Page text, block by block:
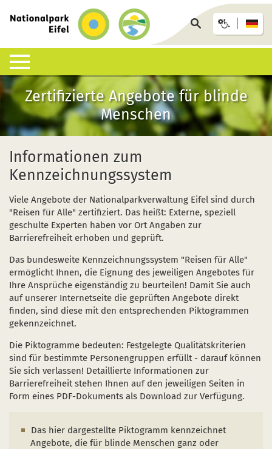
Startseite
Seite
durchsuchen
Lebensraum Nationalpark
Was ist ein Nationalpark?
Besondere Tiere und Pflanzen
Artenliste
Lebensräume
Geologie, Böden und Klima
Naturentwicklung
Absterbende Fichten machen Platz für heimische
Der Wolf kehrt zurück
Nationalpark erleben
Veranstaltungen
Aktuelles
Geführte Wanderungen
Auf eigene Faust
Wandervorschläge
Kinder, Jugendliche und Familien
Schulen und Kitas
Barrierefrei unterwegs
Sternenpark
Erlebnisregion Nationalpark Eifel
Infohäuser & Einrichtungen
Nationalpark-Zentrum Eifel
Nationalpark-Tore
Nationalpark-Infopunkte
Wildniswerkstatt Düttling
Natur-Erlebnis-Treff (NEsT) Jugendwaldheim
Nationalpark-Kitas
Anreise & Unterkunft
Anreise
Nationalpark-Gastgeber
Arrangements & Pauschalen
GästeCard
Fahrtziel Natur
Infothek
Pressemitteilungen
Sozioökonomisches Monitoring
Downloads
Motorradfahrende
Einsatz von Drohnen
Bücher und Karten
Kurzfilme
Afrikanische Schweinepest
FAQ
neuen Fenster)
sich in einem neuen Fenster)
sich in einem neuen Fenster)
Zertifizierte Angebote für blinde
Menschen
Informationen zum
Kennzeichnungssystem
Viele Angebote der Nationalparkverwaltung Eifel sind durch
"Reisen für Alle" zertifiziert. Das heißt: Externe, speziell
geschulte Experten haben vor Ort Angaben zur
Barrierefreiheit erhoben und geprüft.
Das bundesweite Kennzeichnungssystem "Reisen für Alle"
ermöglicht Ihnen, die Eignung des jeweiligen Angebotes für
Ihre Ansprüche eigenständig zu beurteilen! Damit Sie auch
auf unserer Internetseite die geprüften Angebote direkt
finden, sind diese mit den entsprechenden Piktogrammen
gekennzeichnet.
Die Piktogramme bedeuten: Festgelegte Qualitätskriterien
sind für bestimmte Personengruppen erfüllt - darauf können
Sie sich verlassen! Detaillierte Informationen zur
Barrierefreiheit stehen Ihnen auf den jeweiligen Seiten in
Form eines PDF-Dokuments als Download zur Verfügung.
Das hier dargestellte Piktogramm kennzeichnet
Angebote, die für blinde Menschen ganz oder